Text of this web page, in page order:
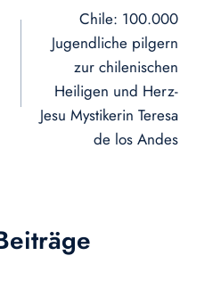
Chile: 100.000
Jugendliche pilgern
zur chilenischen
Heiligen und Herz-
Jesu Mystikerin Teresa
de los Andes